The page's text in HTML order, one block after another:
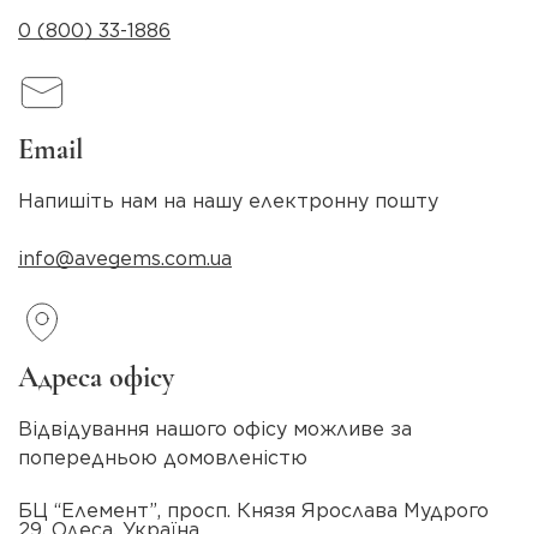
0 (800) 33-1886
Email
Напишіть нам на нашу електронну пошту
info@avegems.com.ua
Адреса офісу
Відвідування нашого офісу можливе за
попередньою домовленістю
БЦ “Елемент”, просп. Князя Ярослава Мудрого